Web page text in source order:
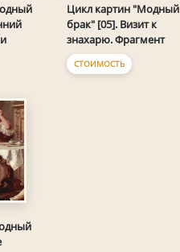
Цикл картин "Модный
брак" [05]. Визит к
знахарю. Фрагмент
СТОИМОСТЬ